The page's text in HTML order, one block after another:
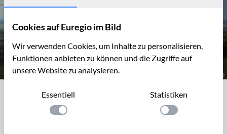
Kontakt
Auf der Sophienhöhe
Cookies auf Euregio im Bild
Wir verwenden Cookies, um Inhalte zu personalisieren,
Funktionen anbieten zu können und die Zugriffe auf
unsere Website zu analysieren.
Essentiell
Einstellung anwenden
Statistiken
Einstellung